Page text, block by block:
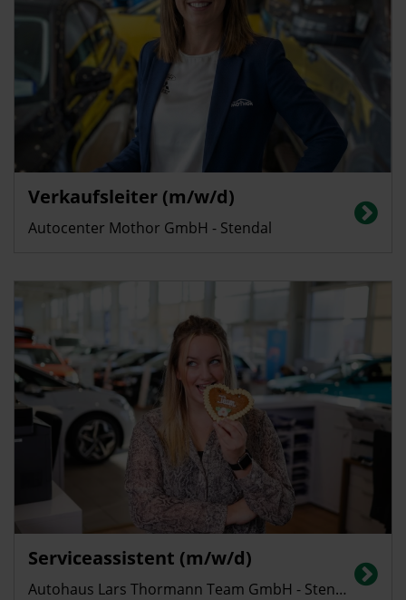
Verkaufsleiter (m/w/d)
Autocenter Mothor GmbH - Stendal
Serviceassistent (m/w/d)
Autohaus Lars Thormann Team GmbH - Stendal